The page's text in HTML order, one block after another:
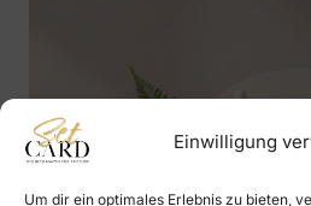
Einwilligung
Um dir ein optimales Erlebnis zu bieten,